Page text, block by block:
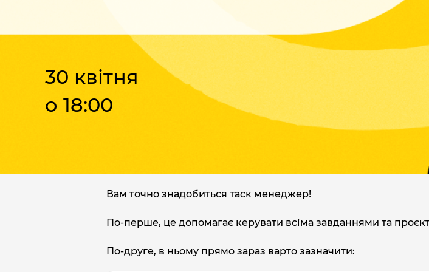
30 квітня
о 18:00
Вам точно знадобиться таск менеджер!
По-перше, це допомагає керувати всіма завданнями та
По-друге, в ньому прямо зараз варто зазначити: